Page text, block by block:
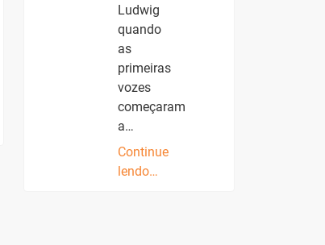
Ludwig
quando
as
primeiras
vozes
começaram
a…
Continue
lendo…